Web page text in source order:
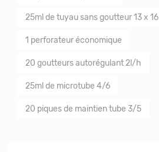
25ml de tuyau sans goutteur 13 x 16
1 perforateur économique
20 goutteurs autorégulant 2l/h
25ml de microtube 4/6
20 piques de maintien tube 3/5